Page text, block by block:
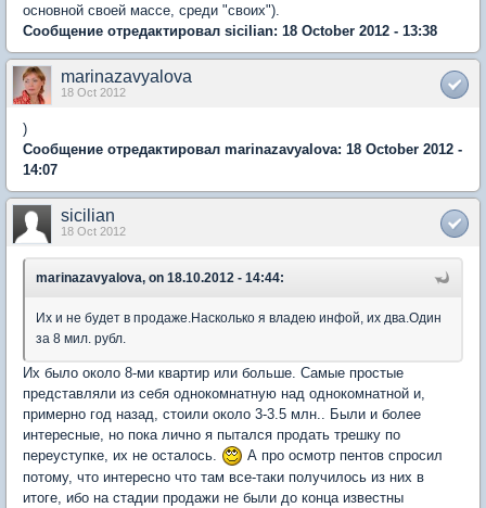
основной своей массе, среди "своих").
Сообщение отредактировал sicilian: 18 October 2012 - 13:38
marinazavyalova
18 Oct 2012
)
Сообщение отредактировал marinazavyalova: 18 October 2012 -
14:07
sicilian
18 Oct 2012
marinazavyalova, on 18.10.2012 - 14:44:
Их и не будет в продаже.Насколько я владею инфой, их два.Один
за 8 мил. рубл.
Их было около 8-ми квартир или больше. Самые простые
представляли из себя однокомнатную над однокомнатной и,
примерно год назад, стоили около 3-3.5 млн.. Были и более
интересные, но пока лично я пытался продать трешку по
переуступке, их не осталось.
А про осмотр пентов спросил
потому, что интересно что там все-таки получилось из них в
итоге, ибо на стадии продажи не были до конца известны